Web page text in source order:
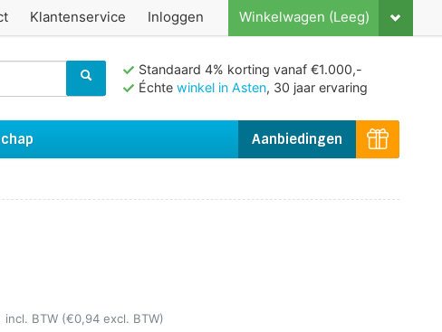
Winkelwagen (Leeg)
Inloggen
Klantenservice
Standaard 4% korting vanaf €1.000,-
Échte winkel in Asten, 30 jaar ervaring
Aanbiedingen
incl. BTW (€0,94 excl. BTW)